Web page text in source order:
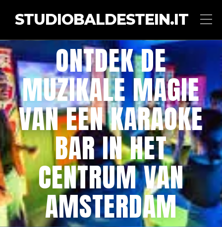
STUDIOBALDESTEIN.IT
ONTDEK DE
MUZIKALE MAGIE
VAN EEN KARAOKE
BAR IN HET
CENTRUM VAN
AMSTERDAM